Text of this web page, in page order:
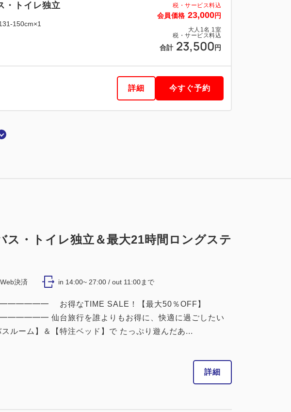
税・サービス料込
会員価格 23,000円
大人 1名 1室
税・サービス料込
合計 23,500 円
・トイレ独立
150cm×1
詳細 今すぐ予約
残り 1 室 詳細 今すぐ予約
・トイレ独立＆最大21時間ロングステ
決済 in 14:00~ 27:00 / out 11:00まで
お得なTIME SALE！【最大50％OFF】
仙台旅行を誰よりもお得に、快適に過ごしたい
ルーム】＆【特注ベッド】で たっぷり遊んだあ...
詳細